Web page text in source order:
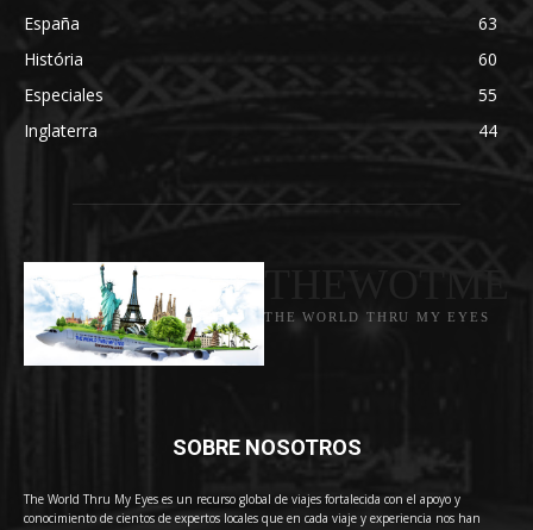
España
63
História
60
Especiales
55
Inglaterra
44
THE WORLD THRU MY EYES
SOBRE NOSOTROS
The World Thru My Eyes es un recurso global de viajes fortalecida con el apoyo y
conocimiento de cientos de expertos locales que en cada viaje y experiencia nos han